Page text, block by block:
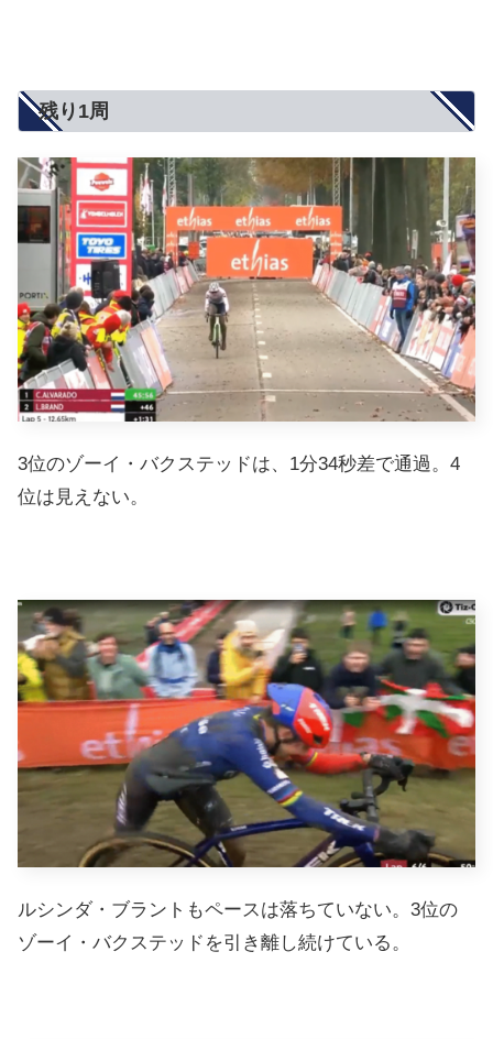
残り1周
3位のゾーイ・バクステッドは、1分34秒差で通過。4
位は見えない。
ルシンダ・ブラントもペースは落ちていない。3位の
ゾーイ・バクステッドを引き離し続けている。